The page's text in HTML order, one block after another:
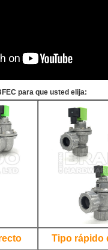
para que usted elija:
Tipo rápido